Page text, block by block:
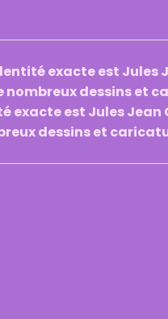
exacte est Jules
nombreux dessins et
est Jules Jean
dessins et